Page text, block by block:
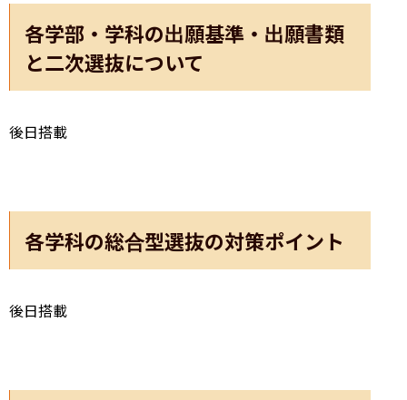
各学部・学科の出願基準・出願書類
と二次選抜について
後日搭載
各学科の総合型選抜の対策ポイント
後日搭載